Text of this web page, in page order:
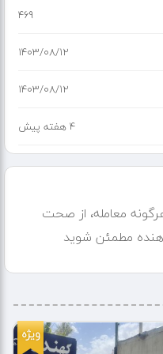
469
۱۴۰۳/۰۸/۱۲
۱۴۰۳/۰۸/۱۲
4 هفته پیش
معامله، از صحت
مطمئن شوید
ویژه